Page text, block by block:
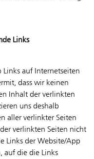
Links
auf Internetseiten
dass wir keinen
Inhalt der verlinkten
uns deshalb
aller verlinkter Seiten
verlinkten Seiten nicht
Links der Website/App
auf die die Links